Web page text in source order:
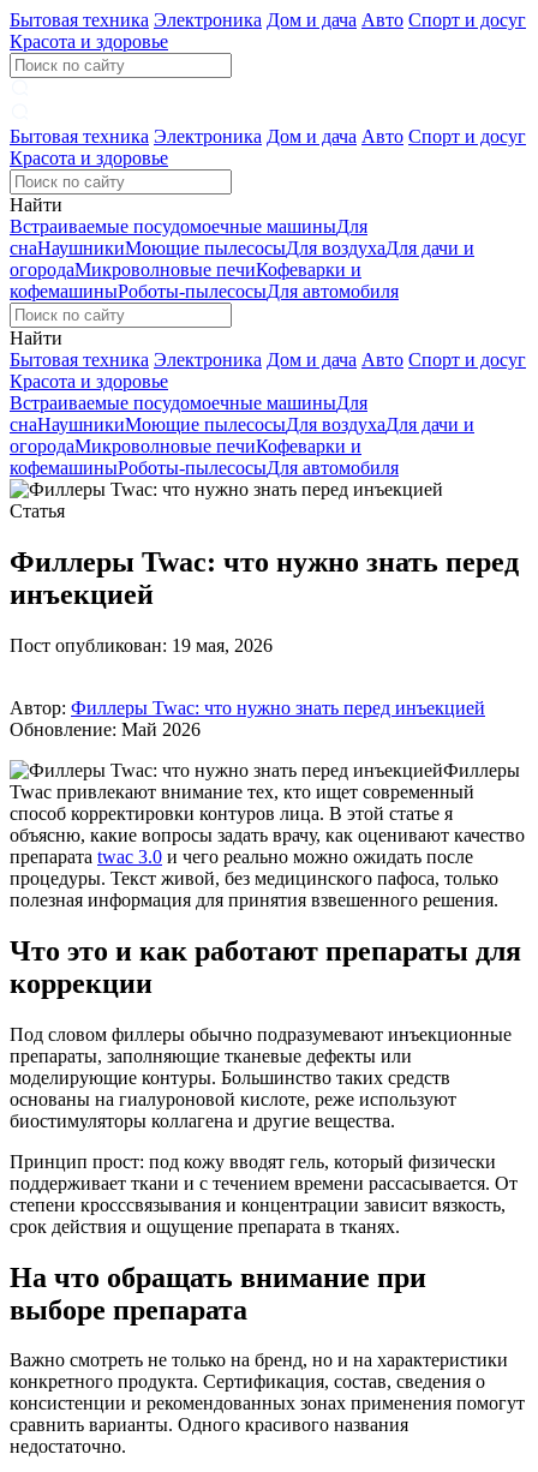
Бытовая техника Электроника Дом и дача Авто Спорт и досуг
Красота и здоровье
Бытовая техника Электроника Дом и дача Авто Спорт и досуг
Красота и здоровье
Найти
Встраиваемые посудомоечные машиныДля
снаНаушникиМоющие пылесосыДля воздухаДля дачи и
огородаМикроволновые печиКофеварки и
кофемашиныРоботы-пылесосыДля автомобиля
Найти
Бытовая техника Электроника Дом и дача Авто Спорт и досуг
Красота и здоровье
Встраиваемые посудомоечные машиныДля
снаНаушникиМоющие пылесосыДля воздухаДля дачи и
огородаМикроволновые печиКофеварки и
кофемашиныРоботы-пылесосыДля автомобиля
Статья
Филлеры Twac: что нужно знать перед
инъекцией
Пост опубликован: 19 мая, 2026
Автор: Филлеры Twac: что нужно знать перед инъекцией
Обновление: Май 2026
Филлеры
Twac привлекают внимание тех, кто ищет современный
способ корректировки контуров лица. В этой статье я
объясню, какие вопросы задать врачу, как оценивают качество
препарата twac 3.0 и чего реально можно ожидать после
процедуры. Текст живой, без медицинского пафоса, только
полезная информация для принятия взвешенного решения.
Что это и как работают препараты для
коррекции
Под словом филлеры обычно подразумевают инъекционные
препараты, заполняющие тканевые дефекты или
моделирующие контуры. Большинство таких средств
основаны на гиалуроновой кислоте, реже используют
биостимуляторы коллагена и другие вещества.
Принцип прост: под кожу вводят гель, который физически
поддерживает ткани и с течением времени рассасывается. От
степени кросссвязывания и концентрации зависит вязкость,
срок действия и ощущение препарата в тканях.
На что обращать внимание при
выборе препарата
Важно смотреть не только на бренд, но и на характеристики
конкретного продукта. Сертификация, состав, сведения о
консистенции и рекомендованных зонах применения помогут
сравнить варианты. Одного красивого названия
недостаточно.